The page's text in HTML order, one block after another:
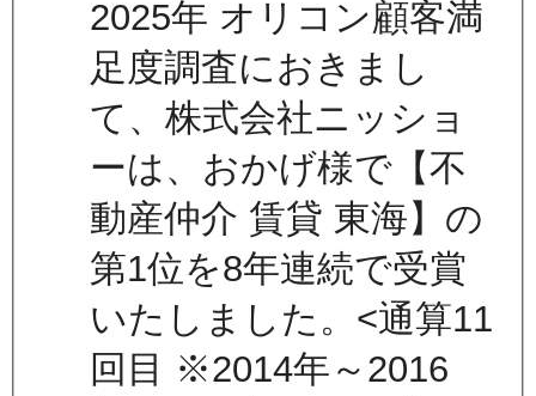
2025年 オリコン顧客満
足度調査におきまし
て、株式会社ニッショ
ーは、おかげ様で【不
動産仲介 賃貸 東海】の
第1位を8年連続で受賞
いたしました。<通算11
回目 ※2014年～2016